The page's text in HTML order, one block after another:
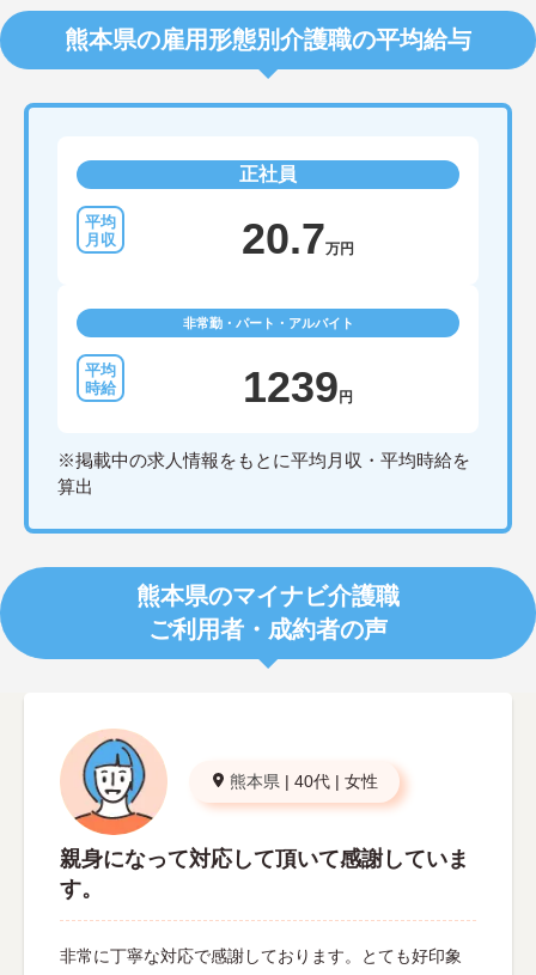
熊本県の雇用形態別介護職の平均給与
正社員
20.7万円
非常勤・パート・アルバイト
1239円
※掲載中の求人情報をもとに平均月収・平均時給を
算出
熊本県のマイナビ介護職
ご利用者・成約者の声
熊本県 | 40代 | 女性
親身になって対応して頂いて感謝していま
す。
非常に丁寧な対応で感謝しております。とても好印象